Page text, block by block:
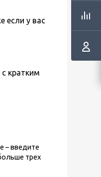
если у вас
кратким
– введите
трех